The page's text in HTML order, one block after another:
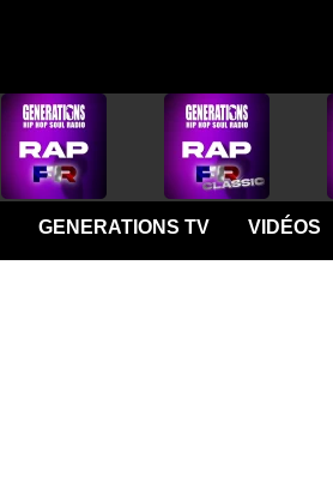
GENERATIONS TV VIDÉOS